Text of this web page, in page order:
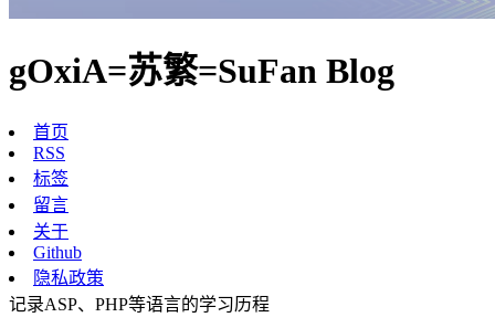
gOxiA=苏繁=SuFan Blog
首页
RSS
标签
留言
关于
Github
隐私政策
记录ASP、PHP等语言的学习历程